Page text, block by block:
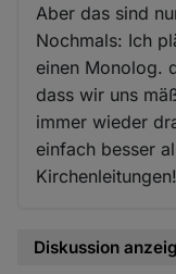
Aber das sind
Nochmals: Ich
einen Monolog.
dass wir uns
immer wieder
einfach besser
Kirchenleitungen!
Diskussion